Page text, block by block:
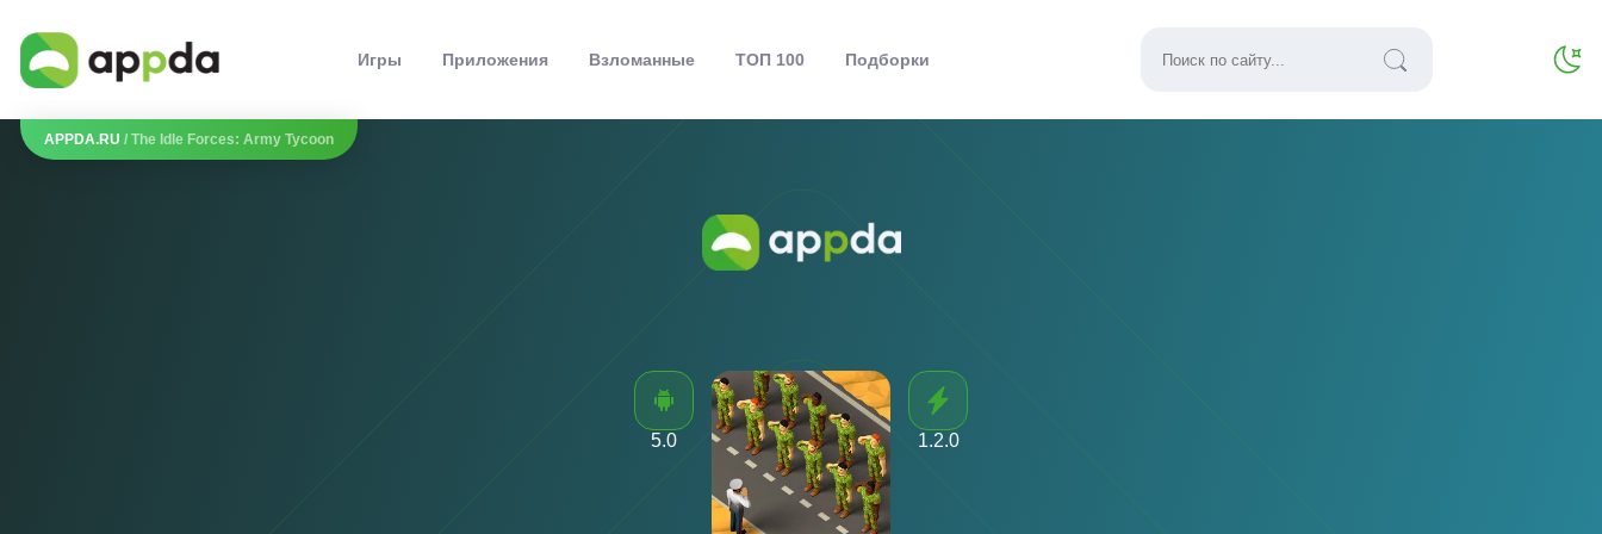
Игры Приложения Взломанные ТОП 100 Подборки
APPDA.RU / The Idle Forces: Army Tycoon
5.0 1.2.0